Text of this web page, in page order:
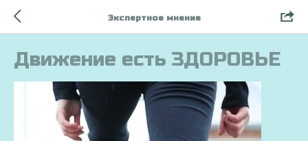
Экспертное мнение
Движение есть ЗДОРОВЬЕ